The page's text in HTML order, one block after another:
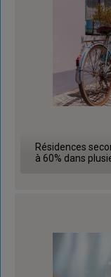
Résidences
à 60% dans